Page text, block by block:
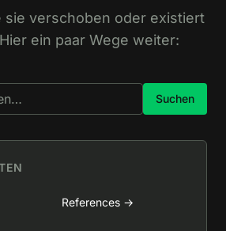
sie verschoben oder existiert
ein paar Wege weiter:
Suchen
References →